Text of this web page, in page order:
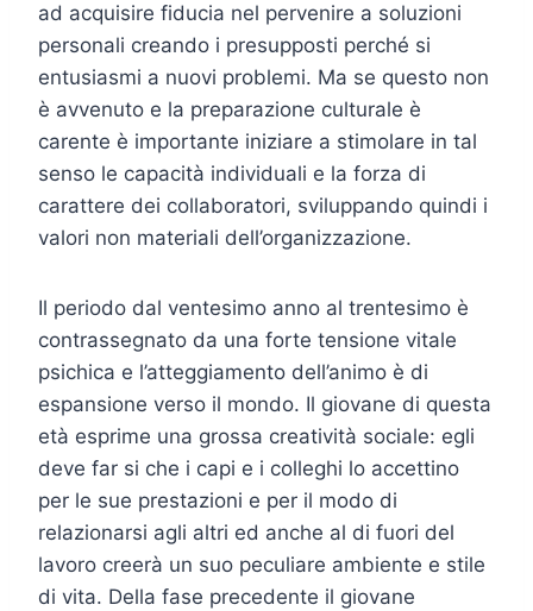
ad acquisire fiducia nel pervenire a soluzioni
personali creando i presupposti perché si
entusiasmi a nuovi problemi. Ma se questo non
è avvenuto e la preparazione culturale è
carente è importante iniziare a stimolare in tal
senso le capacità individuali e la forza di
carattere dei collaboratori, sviluppando quindi i
valori non materiali dell’organizzazione.
Il periodo dal ventesimo anno al trentesimo è
contrassegnato da una forte tensione vitale
psichica e l’atteggiamento dell’animo è di
espansione verso il mondo. Il giovane di questa
età esprime una grossa creatività sociale: egli
deve far si che i capi e i colleghi lo accettino
per le sue prestazioni e per il modo di
relazionarsi agli altri ed anche al di fuori del
lavoro creerà un suo peculiare ambiente e stile
di vita. Della fase precedente il giovane